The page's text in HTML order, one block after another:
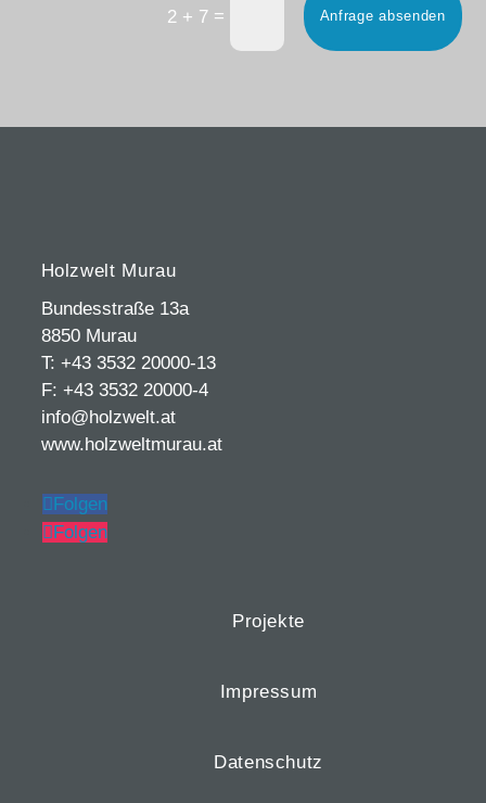
2 + 7= Anfrage absenden
Holzwelt Murau
Bundesstraße 13a
8850 Murau
T: +43 3532 20000-13
F: +43 3532 20000-4
info@holzwelt.at
www.holzweltmurau.at
Folgen
Folgen
Projekte
Impressum
Datenschutz